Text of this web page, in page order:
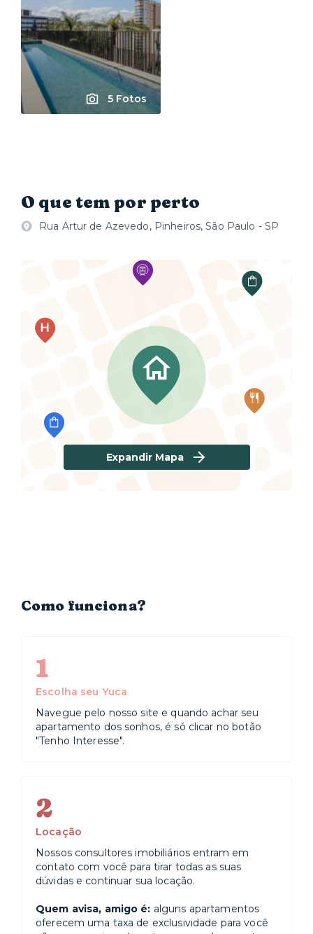
5 Fotos
O que tem por perto
Rua Artur de Azevedo, Pinheiros, São Paulo - SP
Expandir Mapa
Como funciona?
1
Escolha seu Yuca
Navegue pelo nosso site e quando achar seu
apartamento dos sonhos, é só clicar no botão
"Tenho Interesse".
2
Locação
Nossos consultores imobiliários entram em
contato com você para tirar todas as suas
dúvidas e continuar sua locação.
Quem avisa, amigo é: alguns apartamentos
oferecem uma taxa de exclusividade para você